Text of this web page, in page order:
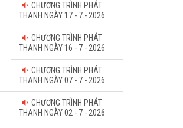
CHƯƠNG TRÌNH PHÁT
THANH NGÀY 17 - 7 - 2026
CHƯƠNG TRÌNH PHÁT
THANH NGÀY 16 - 7 - 2026
CHƯƠNG TRÌNH PHÁT
THANH NGÀY 07 - 7 - 2026
CHƯƠNG TRÌNH PHÁT
THANH NGÀY 02 - 7 - 2026